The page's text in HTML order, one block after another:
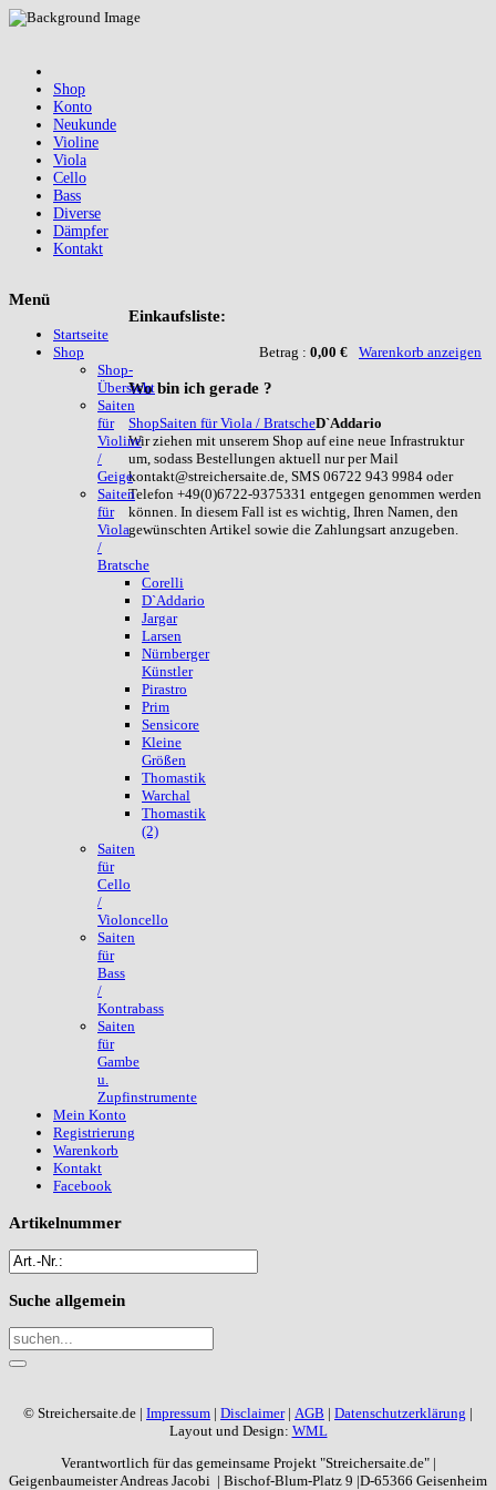
Shop
Konto
Neukunde
Violine
Viola
Cello
Bass
Diverse
Dämpfer
Kontakt
Einkaufsliste:
Betrag : 0,00 € Warenkorb anzeigen
Wobin ich gerade ?
ShopSaiten für Viola / BratscheD`Addario
Wir ziehen mit unserem Shop auf eine neue Infrastruktur
um, sodass Bestellungen aktuell nur per Mail
kontakt@streichersaite.de, SMS 06722 943 9984 oder
Telefon +49(0)6722-9375331 entgegen genommen werden
können. In diesem Fall ist es wichtig, Ihren Namen, den
gewünschten Artikel sowie die Zahlungsart anzugeben.
Menü
Startseite
Shop
Shop-
Übersicht
Saiten
für
Violine
/
Geige
Saiten
für
Viola
/
Bratsche
Corelli
D`Addario
Jargar
Larsen
Nürnberger
Künstler
Pirastro
Prim
Sensicore
Kleine
Größen
Thomastik
Warchal
Thomastik
(2)
Saiten
für
Cello
/
Violoncello
Saiten
für
Bass
/
Kontrabass
Saiten
für
Gambe
u.
Zupfinstrumente
Mein Konto
Registrierung
Warenkorb
Kontakt
Facebook
Artikelnummer
Suche allgemein
© Streichersaite.de | Impressum | Disclaimer| AGB | Datenschutzerklärung |
Layout und Design: WML
Verantwortlich für das gemeinsame Projekt "Streichersaite.de" |
Geigenbaumeister Andreas Jacobi | Bischof-Blum-Platz 9 |D-65366 Geisenheim